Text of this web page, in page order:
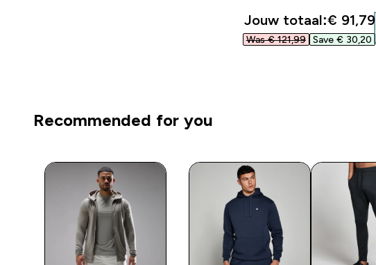
Jouw totaal:€ 91,79‎
Was € 121,99‎ Save € 30,20‎
Recommended for you